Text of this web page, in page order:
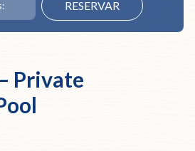
Private